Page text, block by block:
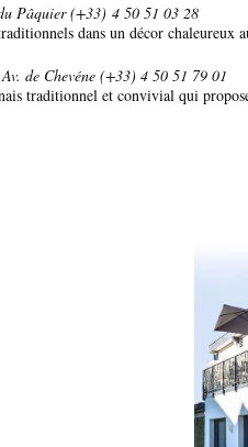
Pâquier (+33) 4 50 51 03 28
dans un décor chaleureux
de Chevéne (+33) 4 50 51 79 01
traditionnel et convivial qui